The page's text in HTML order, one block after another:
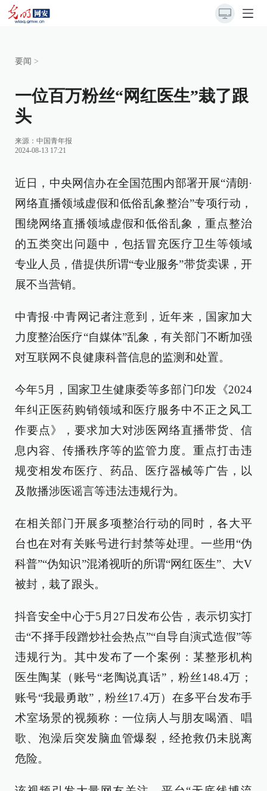
要闻 >
一位百万粉丝“网红医生”栽了跟
头
来源： 中国青年报
2024-08-13 17:21
近日，中央网信办在全国范围内部署开展“清朗·
网络直播领域虚假和低俗乱象整治”专项行动，
围绕网络直播领域虚假和低俗乱象，重点整治
的五类突出问题中，包括冒充医疗卫生等领域
专业人员，借提供所谓“专业服务”带货卖课，开
展不当营销。
中青报·中青网记者注意到，近年来，国家加大
力度整治医疗“自媒体”乱象，有关部门不断加强
对互联网不良健康科普信息的监测和处置。
今年5月，国家卫生健康委等多部门印发《2024
年纠正医药购销领域和医疗服务中不正之风工
作要点》，要求加大对涉医网络直播带货、信
息内容、传播秩序等的监管力度。重点打击违
规变相发布医疗、药品、医疗器械等广告，以
及散播涉医谣言等违法违规行为。
在相关部门开展多项整治行动的同时，各大平
台也在对有关账号进行封禁等处理。一些用“伪
科普”“伪知识”混淆视听的所谓“网红医生”、大V
被封，栽了跟头。
抖音安全中心于5月27日发布公告，表示切实打
击“不择手段蹭炒社会热点”“自导自演式造假”等
违规行为。其中发布了一个案例：某整形机构
医生陶某（账号“老陶说真话”，粉丝148.4万；
账号“我最勇敢”，粉丝17.4万）在多平台发布手
术室场景的视频称：一位病人与朋友喝酒、唱
歌、泡澡后突发脑血管爆裂，经抢救仍未脱离
危险。